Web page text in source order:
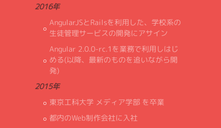
2016年
AngularJSとRailsを利用した、学校系の
生徒管理サービスの開発にアサイン
Angular 2.0.0-rc.1を業務で利用しはじ
める(以降、最新のものを追いながら開
発)
2015年
東京工科大学 メディア学部 を卒業
都内のWeb制作会社に入社